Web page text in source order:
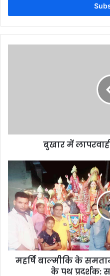
बुखार में
महर्षि बाल्मीकि के
के पथ प्रदर्शक: